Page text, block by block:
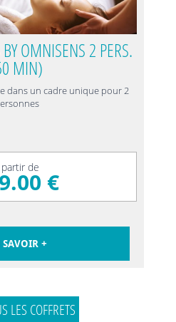
OMNISENS 2 PERS.
MIN)
dans un cadre unique pour 2
de
€
SAVOIR +
LES COFFRETS